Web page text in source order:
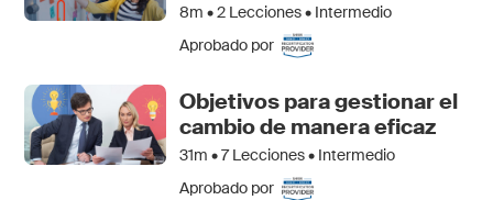
8m •2 Lecciones • Intermedio
Aprobado por
Objetivos para gestionar el
cambio de manera eficaz
31m •7Lecciones • Intermedio
Aprobado por